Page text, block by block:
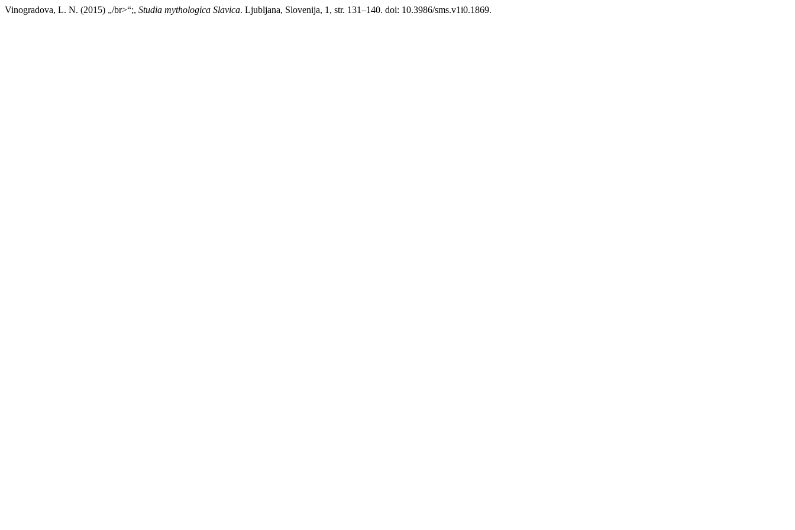
Vinogradova, L. N. (2015) „/br>“;, Studia mythologica Slavica. Ljubljana, Slovenija, 1, str. 131–140. doi: 10.3986/sms.v1i0.1869.